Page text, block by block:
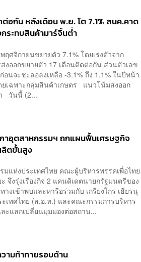
อกัน หลังเดือน พ.ย. โต 7.1% สนค.คาด
กระทบสินค้ามาร์จิ้นต่ำ
ฤศจิกายนขยายตัว 7.1% โดยเร่งตัวจาก
งออกขยายตัว 17 เดือนติดต่อกัน ส่วนตัวเลข
อนจะชะลอลงเหลือ -3.1% ถึง 1.1% ในปีหน้า
เฉพาะกลุ่มสินค้าเกษตร แนวโน้มส่งออก
วันนี้ (2...
าอุตสาหกรรมฯ ถกแผนฟื้นเศรษฐกิจ
ตขั้นสูง
แห่งประเทศไทย คณะผู้บริหารพรรคเพื่อไทย
งรุ่งเรืองกิจ 2 แคนดิเดตนายกรัฐมนตรีของ
งเข้าพบและหารือร่วมกับ เกรียงไกร เธียรนุ
เทศไทย (ส.อ.ท.) และคณะกรรมการบริหาร
ะแลกเปลี่ยนมุมมองต่อสถาน...
ามท้าทายรอบด้าน